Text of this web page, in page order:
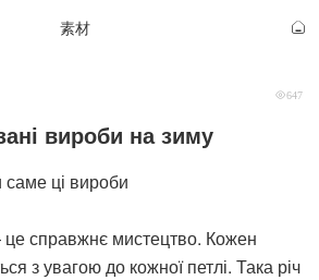
素材
647
вироби на зиму
ці вироби
справжнє мистецтво. Кожен
з увагою до кожної петлі. Така річ